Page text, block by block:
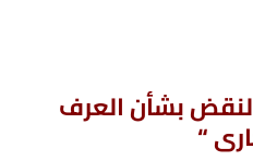
بشأن العرف
“